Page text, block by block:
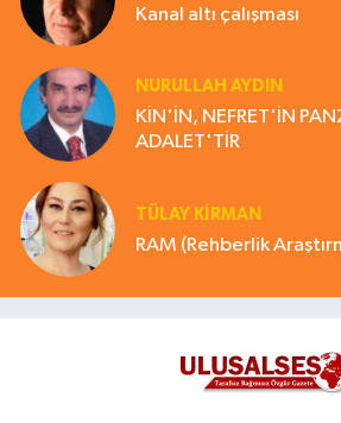
Kanal altı çalışması
NURULLAH AYDIN
KİN'İN, NEFRET'İN
ADALET'TİR
TÜLAY KİRMAN